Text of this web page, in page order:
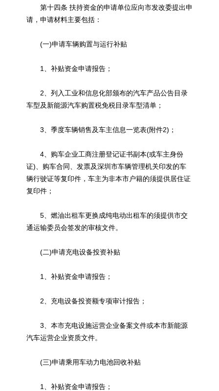
第十四条 扶持资金的申请单位应向市发改委提出申
请，申请材料主要包括：
(一)申请车辆购置与运行补贴
1、补贴资金申请报告；
2、列入工业和信息化部颁布的汽车产品公告目录
车型及新能源汽车购置税免税目录车型清单；
3、季度车辆销售及车主信息一览表(附件2)；
4、购车企业工商注册登记证书副本(或车主身份
证)、购车合同、发票及深圳市车辆管理机关印发的车
辆行驶证等复印件，车主为非本市户籍的须提供居住证
复印件；
5、燃油出租车更换成纯电动出租车的须提供市交
通运输委员会签发的审核文件。
(二)申请充电设备投资补贴
1、补贴资金申请报告；
2、充电设备投资额专项审计报告；
3、本市充电设施运营企业备案文件或本市新能源
汽车运营企业资质文件。
(三)申请乘用车动力电池回收补贴
1、补贴资金申请报告；